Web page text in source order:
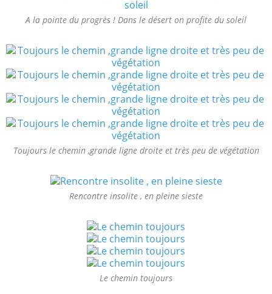
A la pointe du progrès ! Dans le désert on profite du soleil
Toujours le chemin ,grande ligne droite et très peu de végétation
Rencontre insolite , en pleine sieste
Le chemin toujours